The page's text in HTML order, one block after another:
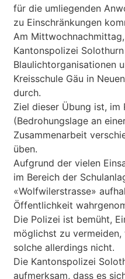
für die umliegenden
zu Einschränkungen
Am
Kantonspolizei
Blaulichtorganisationen
Kreisschule Gäu in
durch.
Ziel dieser Übung ist, im
(Bedrohungslage an
Zusammenarbeit
üben.
Aufgrund der vielen
im Bereich der
«Wolfwilerstrasse»
Öffentlichkeit
Die Polizei ist bemüht,
möglichst zu
solche allerdings nicht.
Die Kantonspolizei
aufmerksam, dass es